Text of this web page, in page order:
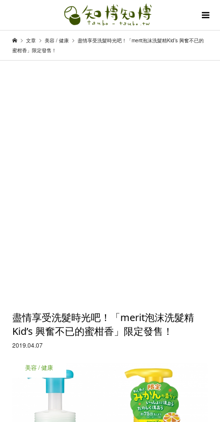
文章 美容 / 健康
盡情享受洗髮時光吧！「merit泡沫洗髮精Kid’s 興奮不已的
蜜柑香」限定發售！
盡情享受洗髮時光吧！「merit泡沫洗髮精
Kid’s 興奮不已的蜜柑香」限定發售！
2019.04.07
美容 / 健康